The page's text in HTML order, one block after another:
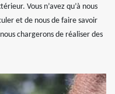
Vous n’avez qu’à nous
et de nous de faire savoir
chargerons de réaliser des